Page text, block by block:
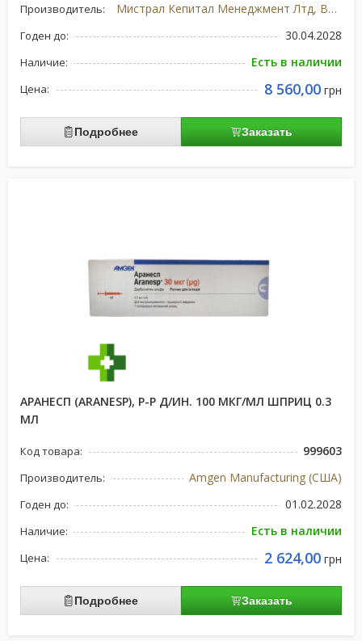
Производитель: Мистрал Кепитал Менеджмент Лтд, Великобритания
Годен до: 30.04.2028
Наличие: Есть в наличии
Цена: 8 560,00 грн
Подробнее Заказать
АРАНЕСП (ARANESP), Р-Р Д/ИН. 100 МКГ/МЛ ШПРИЦ 0.3
МЛ
Код товара: 999603
Производитель: Amgen Manufacturing (США)
Годен до: 01.02.2028
Наличие: Есть в наличии
Цена: 2 624,00 грн
Подробнее Заказать